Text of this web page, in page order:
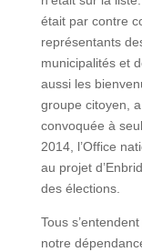
était par contre
représentants
municipalités et
aussi les
groupe citoyen,
convoquée à
2014, l’Office
au projet
des élections.
Tous
notre